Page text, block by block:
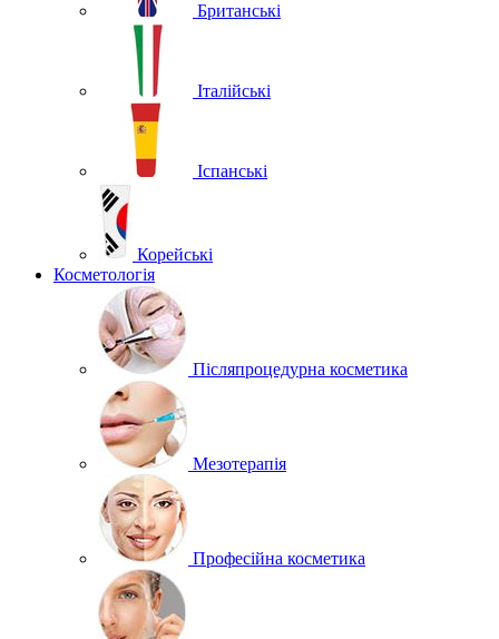
Британські
Італійські
Іспанські
Корейські
Косметологія
Післяпроцедурна косметика
Мезотерапія
Професійна косметика